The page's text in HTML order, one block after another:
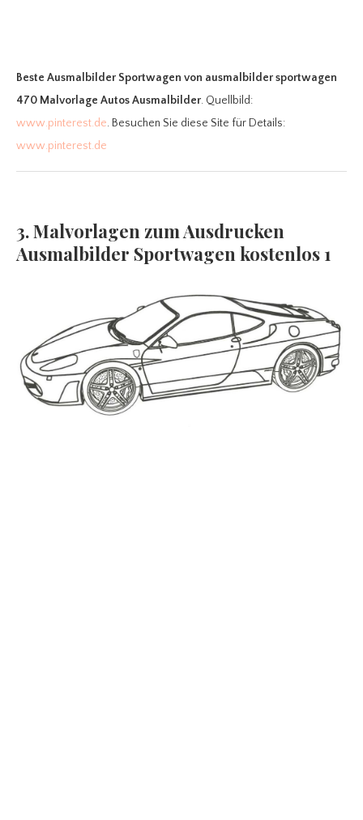
Beste Ausmalbilder Sportwagen von ausmalbilder sportwagen
470 Malvorlage Autos Ausmalbilder. Quellbild:
www.pinterest.de. Besuchen Sie diese Site für Details:
www.pinterest.de
3. Malvorlagen zum Ausdrucken
Ausmalbilder Sportwagen kostenlos 1